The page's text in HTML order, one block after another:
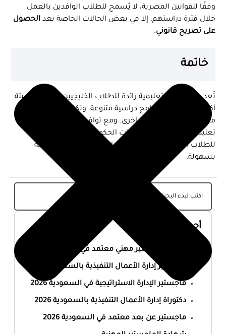
وفقًا للقوانين المصرية، لا يُسمح للطلاب الوافدين بالعمل
خلال فترة دراستهم، إلا في بعض الحالات الخاصة بعد الحصول
على تصريح قانوني.
خاتمة
تُعد مصر وجهة تعليمية رائدة للطلاب الخليجيين، حيث توفر بيئة
أكاديمية متميزة، وبرامج دراسية متنوعة، وتكاليف معيشية
معقولة مقارنة بوجهات أخرى. ومع توافر منح دراسية وفرص
تعليمية متعددة في الجامعات الحكومية والخاصة، يمكن
للطلاب الخليجيين تحقيق طموحاتهم الأكاديمية والمهنية
بسهولة.
أحدث المقالات
أفضل ماجستير مهني معتمد في السعودية 2026
ماجستير إدارة الأعمال التنفيذية بالسعودية 2026
ماجستير الإدارة الاستراتيجية في السعودية 2026
دكتوراة إدارة الأعمال التنفيذية بالسعودية 2026
ماجستير عن بعد معتمد في السعودية 2026